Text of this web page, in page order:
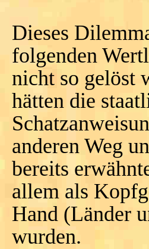
Dieses
folgenden
nicht so gelöst
hätten die
anderen Weg
bereits
allem als
Hand (Länder
wurden.